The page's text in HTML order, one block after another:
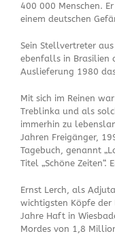
400 000 Menschen.
einem deutschen
Sein Stellvertreter
ebenfalls in Brasilien
Auslieferung 1980
Mit sich im Reinen
Treblinka und als
immerhin zu
Jahren Freigänger,
Tagebuch, genannt
Titel „Schöne
Ernst Lerch, als
wichtigsten Köpfe der
Jahre Haft in
Mordes von 1,8